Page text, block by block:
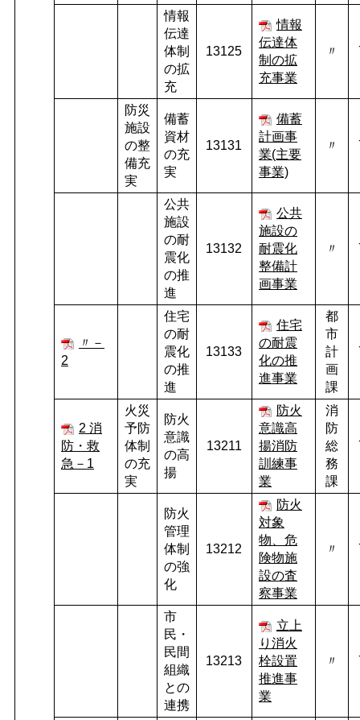
情報
伝達
体制
の拡
充
13125
情報
伝達体
制の拡
充事業
〃
防災
施設
の整
備充
実
備蓄
資材
の充
実
13131
備蓄
計画事
業(主要
事業)
〃
公共
施設
の耐
震化
の推
進
13132
公共
施設の
耐震化
整備計
画事業
〃
〃－
2
住宅
の耐
震化
の推
進
13133
住宅
の耐震
化の推
進事業
都
市
計
画
課
2 消
防・救
急－1
火災
予防
体制
の充
実
防火
意識
の高
揚
13211
防火
意識高
揚消防
訓練事
業
消
防
総
務
課
防火
管理
体制
の強
化
13212
防火
対象
物、危
険物施
設の査
察事業
〃
市
民・
民間
組織
との
連携
13213
立上
り消火
栓設置
推進事
業
〃